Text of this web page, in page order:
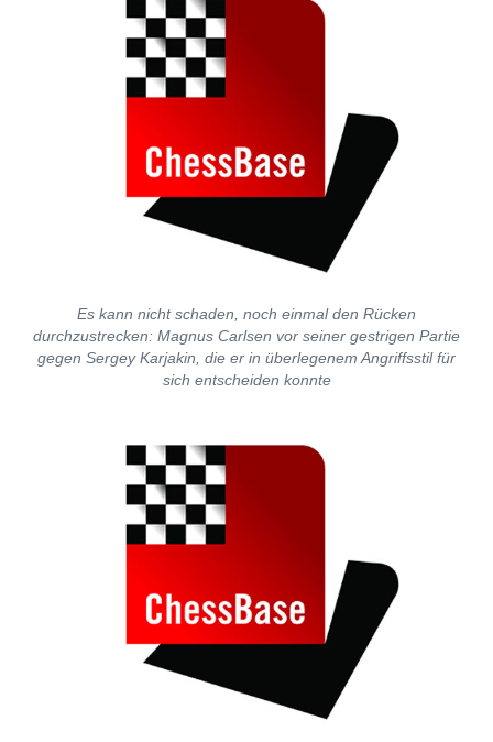
Es kann nicht schaden, noch einmal den Rücken
durchzustrecken: Magnus Carlsen vor seiner gestrigen Partie
gegen Sergey Karjakin, die er in überlegenem Angriffsstil für
sich entscheiden konnte